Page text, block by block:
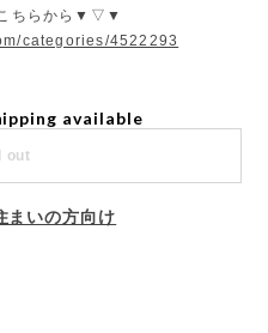
ちらから▼▽▼
categories/4522293
available
out
まいの方向け